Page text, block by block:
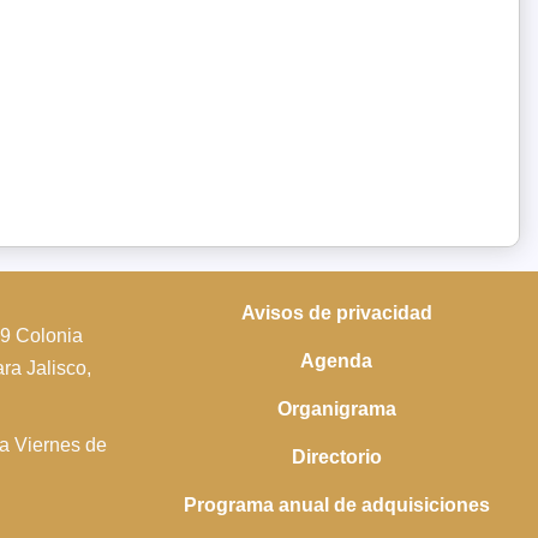
Colonia
Jalisco,
Viernes de
Avisos de privacidad
Agenda
Organigrama
Directorio
Programa anual de adquisiciones